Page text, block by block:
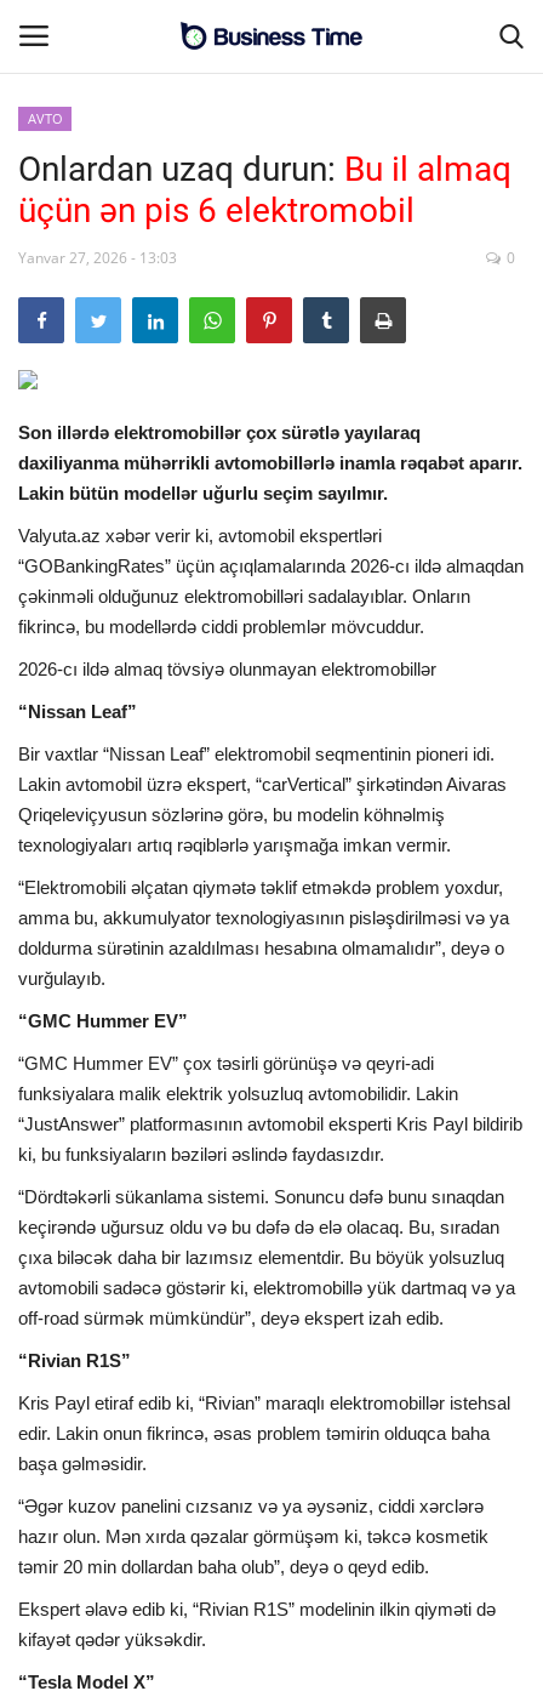
Əsas səhifə
MALİYYƏ-BİZNES
SƏNAYE-İNFRASTRUKTUR
ENERGETİKA
SİYASƏT
İDMAN
FORMULA 1
DÜNYA
ANALİTİKA
Multimedia
AVTO
Onlardan uzaq durun: Bu il almaq
üçün ən pis 6 elektromobil
Yanvar 27, 2026 - 13:03 0
Son illərdə elektromobillər çox sürətlə yayılaraq
daxiliyanma mühərrikli avtomobillərlə inamla rəqabət aparır.
Lakin bütün modellər uğurlu seçim sayılmır.
Valyuta.az xəbər verir ki, avtomobil ekspertləri
“GOBankingRates” üçün açıqlamalarında 2026-cı ildə almaqdan
çəkinməli olduğunuz elektromobilləri sadalayıblar. Onların
fikrincə, bu modellərdə ciddi problemlər mövcuddur.
2026-cı ildə almaq tövsiyə olunmayan elektromobillər
“Nissan Leaf”
Bir vaxtlar “Nissan Leaf” elektromobil seqmentinin pioneri idi.
Lakin avtomobil üzrə ekspert, “carVertical” şirkətindən Aivaras
Qriqeleviçyusun sözlərinə görə, bu modelin köhnəlmiş
texnologiyaları artıq rəqiblərlə yarışmağa imkan vermir.
“Elektromobili əlçatan qiymətə təklif etməkdə problem yoxdur,
amma bu, akkumulyator texnologiyasının pisləşdirilməsi və ya
doldurma sürətinin azaldılması hesabına olmamalıdır”, deyə o
vurğulayıb.
“GMC Hummer EV”
“GMC Hummer EV” çox təsirli görünüşə və qeyri-adi
funksiyalara malik elektrik yolsuzluq avtomobilidir. Lakin
“JustAnswer” platformasının avtomobil eksperti Kris Payl bildirib
ki, bu funksiyaların bəziləri əslində faydasızdır.
“Dördtəkərli sükanlama sistemi. Sonuncu dəfə bunu sınaqdan
keçirəndə uğursuz oldu və bu dəfə də elə olacaq. Bu, sıradan
çıxa biləcək daha bir lazımsız elementdir. Bu böyük yolsuzluq
avtomobili sadəcə göstərir ki, elektromobillə yük dartmaq və ya
off-road sürmək mümkündür”, deyə ekspert izah edib.
“Rivian R1S”
Kris Payl etiraf edib ki, “Rivian” maraqlı elektromobillər istehsal
edir. Lakin onun fikrincə, əsas problem təmirin olduqca baha
başa gəlməsidir.
“Əgər kuzov panelini cızsanız və ya əysəniz, ciddi xərclərə
hazır olun. Mən xırda qəzalar görmüşəm ki, təkcə kosmetik
təmir 20 min dollardan baha olub”, deyə o qeyd edib.
Ekspert əlavə edib ki, “Rivian R1S” modelinin ilkin qiyməti də
kifayət qədər yüksəkdir.
“Tesla Model X”